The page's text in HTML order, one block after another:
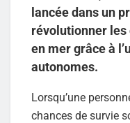
lancée dans un
révolutionner les
en mer grâce à
autonomes.
Lorsqu’une
chances de survie